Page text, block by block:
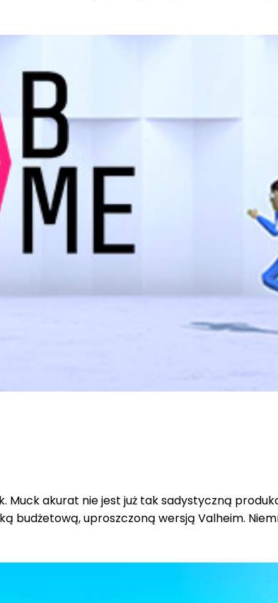
Muck akurat nie jest już tak sadystyczną
budżetową, uproszczoną wersją Valheim.
ze